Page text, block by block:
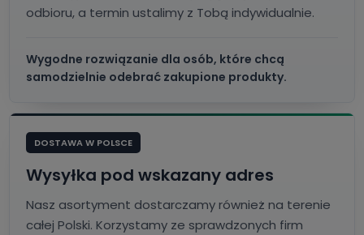
odbioru, a termin ustalimy z Tobą indywidualnie.
Wygodne rozwiązanie dla osób, które chcą
samodzielnie odebrać zakupione produkty.
DOSTAWA W POLSCE
Wysyłka pod wskazany adres
Nasz asortyment dostarczamy również na terenie
całej Polski. Korzystamy ze sprawdzonych firm